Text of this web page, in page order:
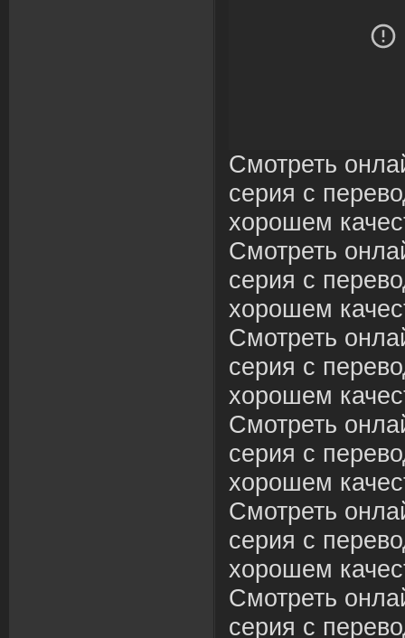
Смотреть
серия с
хорошем
Смотреть
серия с
хорошем
Смотреть
серия с
хорошем
Смотреть
серия с
хорошем
Смотреть
серия с
хорошем
Смотреть
серия с